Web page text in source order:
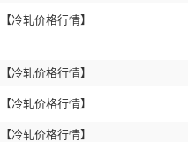
【冷轧价格行情】
【冷轧价格行情】
【冷轧价格行情】
【冷轧价格行情】